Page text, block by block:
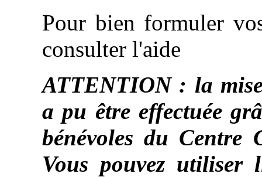
Pour bien formuler
consulter l'aide
ATTENTION : la
a pu être effectuée
bénévoles du Centre
Vous pouvez utiliser